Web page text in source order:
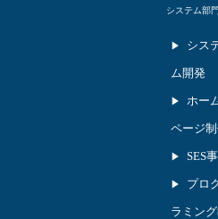
システム部
シス
ム開発
ホー
ページ
SES
プロ
ラミン